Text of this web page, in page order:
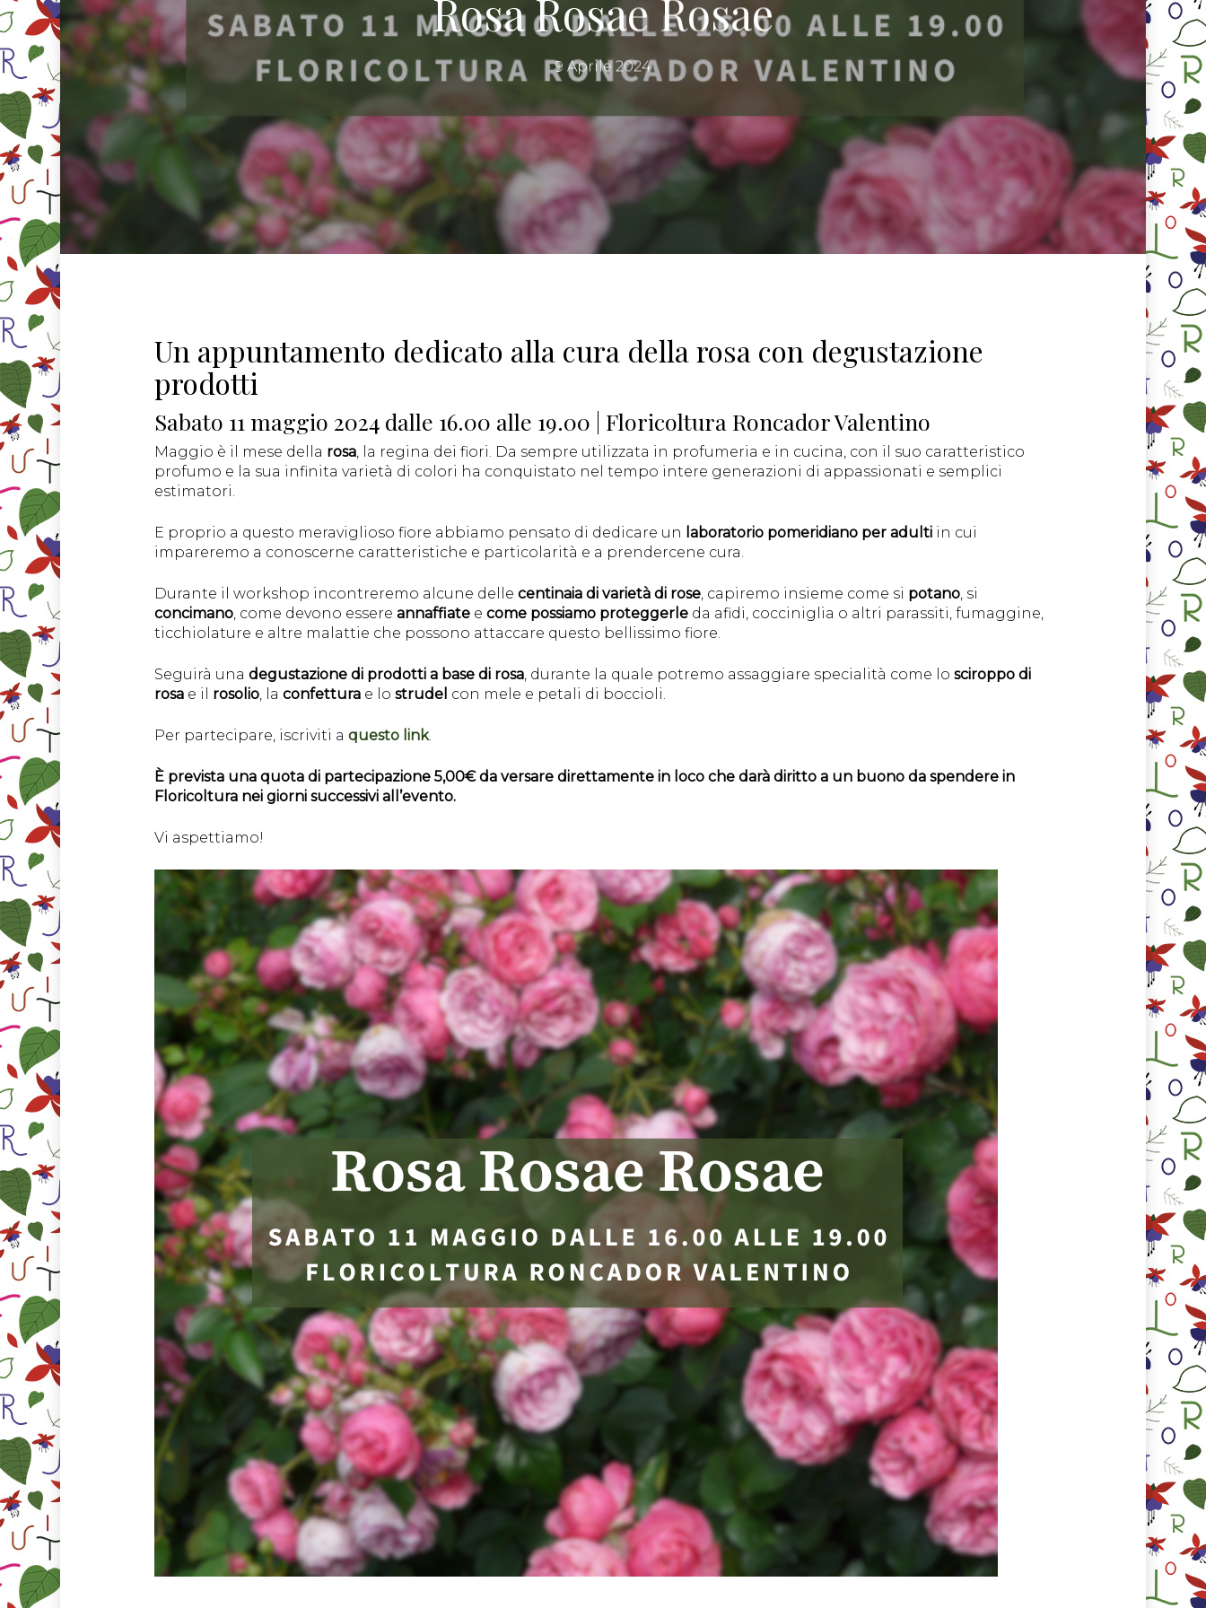
Rosa Rosae Rosae
9 Aprile 2024
Un appuntamento dedicato alla cura della rosa con degustazione
prodotti
Sabato 11 maggio 2024 dalle 16.00 alle 19.00 | Floricoltura Roncador Valentino
Maggio è il mese della rosa, la regina dei fiori. Da sempre utilizzata in profumeria e in cucina, con il suo caratteristico
profumo e la sua infinita varietà di colori ha conquistato nel tempo intere generazioni di appassionati e semplici
estimatori.
E proprio a questo meraviglioso fiore abbiamo pensato di dedicare un laboratorio pomeridiano per adulti in cui
impareremo a conoscerne caratteristiche e particolarità e a prendercene cura.
Durante il workshop incontreremo alcune delle centinaia di varietà di rose, capiremo insieme come si potano, si
concimano, come devono essere annaffiate e come possiamo proteggerle da afidi, cocciniglia o altri parassiti, fumaggine,
ticchiolature e altre malattie che possono attaccare questo bellissimo fiore.
Seguirà una degustazione di prodotti a base di rosa, durante la quale potremo assaggiare specialità come lo sciroppo di
rosa e il rosolio, la confettura e lo strudel con mele e petali di boccioli.
Per partecipare, iscriviti a questo link.
È prevista una quota di partecipazione 5,00€ da versare direttamente in loco che darà diritto a un buono da spendere in
Floricoltura nei giorni successivi all’evento.
Vi aspettiamo!